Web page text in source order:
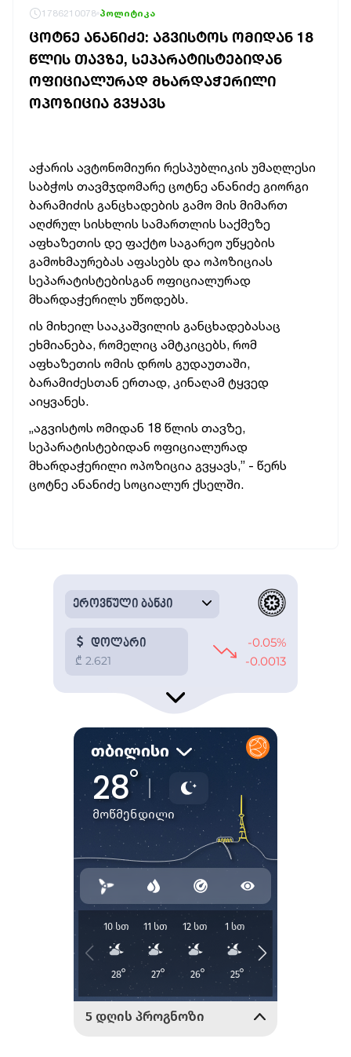
1786210078 პოლიტიკა
ᲪᲝᲢᲜᲔ ᲐᲜᲐᲜᲘᲫᲔ: ᲐᲒᲕᲘᲡᲢᲝᲡ ᲝᲛᲘᲓᲐᲜ 18
ᲬᲚᲘᲡ ᲗᲐᲕᲖᲔ, ᲡᲔᲞᲐᲠᲐᲢᲘᲡᲢᲔᲑᲘᲓᲐᲜ
ᲝᲤᲘᲪᲘᲐᲚᲣᲠᲐᲓ ᲛᲮᲐᲠᲓᲐᲭᲔᲠᲘᲚᲘ
ᲝᲞᲝᲖᲘᲪᲘᲐ ᲒᲕᲧᲐᲕᲡ
აჭარის ავტონომიური რესპუბლიკის უმაღლესი
საბჭოს თავმჯდომარე ცოტნე ანანიძე გიორგი
ბარამიძის განცხადების გამო მის მიმართ
აღძრულ სისხლის სამართლის საქმეზე
აფხაზეთის დე ფაქტო საგარეო უწყების
გამოხმაურებას აფასებს და ოპოზიციას
სეპარატისტებისგან ოფიციალურად
მხარდაჭერილს უწოდებს.
ის მიხეილ სააკაშვილის განცხადებასაც
ეხმიანება, რომელიც ამტკიცებს, რომ
აფხაზეთის ომის დროს გუდაუთაში,
ბარამიძესთან ერთად, კინაღამ ტყვედ
აიყვანეს.
„აგვისტოს ომიდან 18 წლის თავზე,
სეპარატისტებიდან ოფიციალურად
მხარდაჭერილი ოპოზიცია გვყავს,” - წერს
ცოტნე ანანიძე სოციალურ ქსელში.